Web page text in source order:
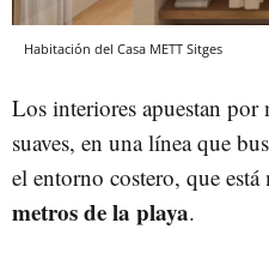
Habitación del Casa METT Sitges
Los interiores apuestan por
suaves, en una línea que
el entorno costero, que está
metros de la playa.